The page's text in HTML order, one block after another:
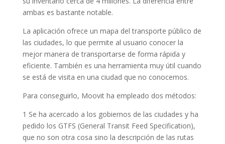
ambas es bastante notable.
La aplicación ofrece un mapa del transporte público de
las ciudades, lo que permite al usuario conocer la
mejor manera de transportarse de forma rápida y
eficiente. También es una herramienta muy útil cuando
se está de visita en una ciudad que no conocemos.
Para conseguirlo, Moovit ha empleado dos métodos:
1 Se ha acercado a los gobiernos de las ciudades y ha
pedido los GTFS (General Transit Feed Specification),
que no son otra cosa sino la descripción de las rutas